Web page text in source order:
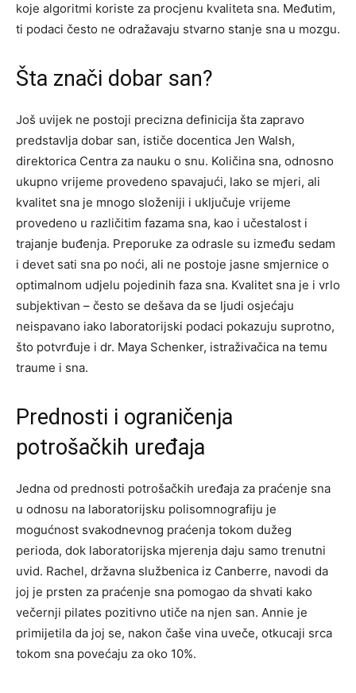
koje algoritmi koriste za procjenu kvaliteta sna. Međutim,
ti podaci često ne odražavaju stvarno stanje sna u mozgu.
Šta znači dobar san?
Još uvijek ne postoji precizna definicija šta zapravo
predstavlja dobar san, ističe docentica Jen Walsh,
direktorica Centra za nauku o snu. Količina sna, odnosno
ukupno vrijeme provedeno spavajući, lako se mjeri, ali
kvalitet sna je mnogo složeniji i uključuje vrijeme
provedeno u različitim fazama sna, kao i učestalost i
trajanje buđenja. Preporuke za odrasle su između sedam
i devet sati sna po noći, ali ne postoje jasne smjernice o
optimalnom udjelu pojedinih faza sna. Kvalitet sna je i vrlo
subjektivan – često se dešava da se ljudi osjećaju
neispavano iako laboratorijski podaci pokazuju suprotno,
što potvrđuje i dr. Maya Schenker, istraživačica na temu
traume i sna.
Prednosti i ograničenja
potrošačkih uređaja
Jedna od prednosti potrošačkih uređaja za praćenje sna
u odnosu na laboratorijsku polisomnografiju je
mogućnost svakodnevnog praćenja tokom dužeg
perioda, dok laboratorijska mjerenja daju samo trenutni
uvid. Rachel, državna službenica iz Canberre, navodi da
joj je prsten za praćenje sna pomogao da shvati kako
večernji pilates pozitivno utiče na njen san. Annie je
primijetila da joj se, nakon čaše vina uveče, otkucaji srca
tokom sna povećaju za oko 10%.